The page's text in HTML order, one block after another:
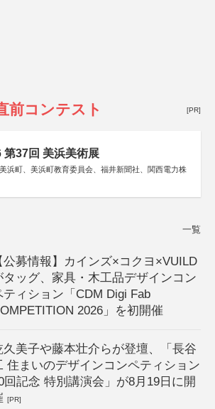
前コンテスト [PR]
第37回 美浜美術展
浜町、美浜町教育委員会、福井新聞社、関西電力株
一覧
公募情報】カインズ×コクヨ×VUILD
タッグ、家具・木工品デザインコン
ティション「CDM Digi Fab
2026」を初開催
久美子や藤本壮介らが登壇、「長谷
住まいのデザインコンペティション
回記念 特別講演会」が8月19日に開
[PR]